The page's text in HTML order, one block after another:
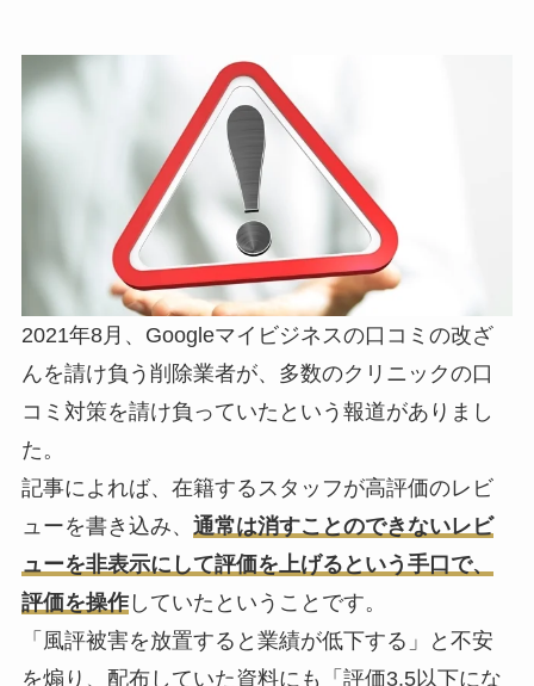
2021年8月、Googleマイビジネスの口コミの改ざ
んを請け負う削除業者が、多数のクリニックの口
コミ対策を請け負っていたという報道がありまし
た。
記事によれば、在籍するスタッフが高評価のレビ
ューを書き込み、 通常は消すことのできないレビ
ューを非表示にして評価を上げるという手口で、
評価を操作していたということです。
「風評被害を放置すると業績が低下する」と不安
を煽り、配布していた資料にも「評価3.5以下にな